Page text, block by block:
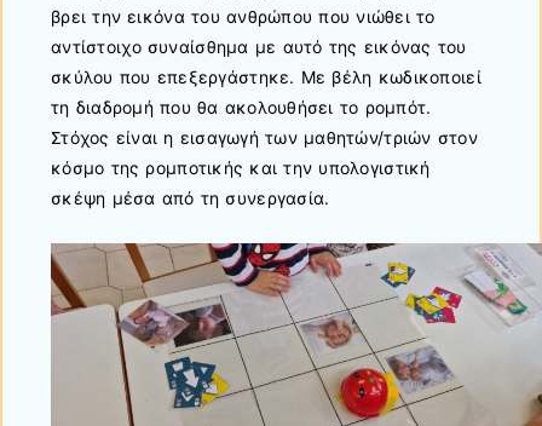
βρει την εικόνα του ανθρώπου που νιώθει το
αντίστοιχο συναίσθημα με αυτό της εικόνας του
σκύλου που επεξεργάστηκε. Με βέλη κωδικοποιεί
τη διαδρομή που θα ακολουθήσει το ρομπότ.
Στόχος είναι η εισαγωγή των μαθητών/τριών στον
κόσμο της ρομποτικής και την υπολογιστική
σκέψη μέσα από τη συνεργασία.